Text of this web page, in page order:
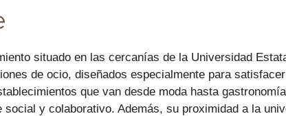
situado en las cercanías de la Universidad
de ocio, diseñados especialmente para
que van desde moda hasta
y colaborativo. Además, su proximidad a la